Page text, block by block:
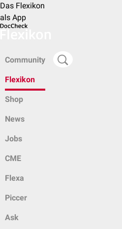
Das Flexikon
als App
Community
Flexikon
Shop
News
Jobs
CME
Flexa
Piccer
Ask